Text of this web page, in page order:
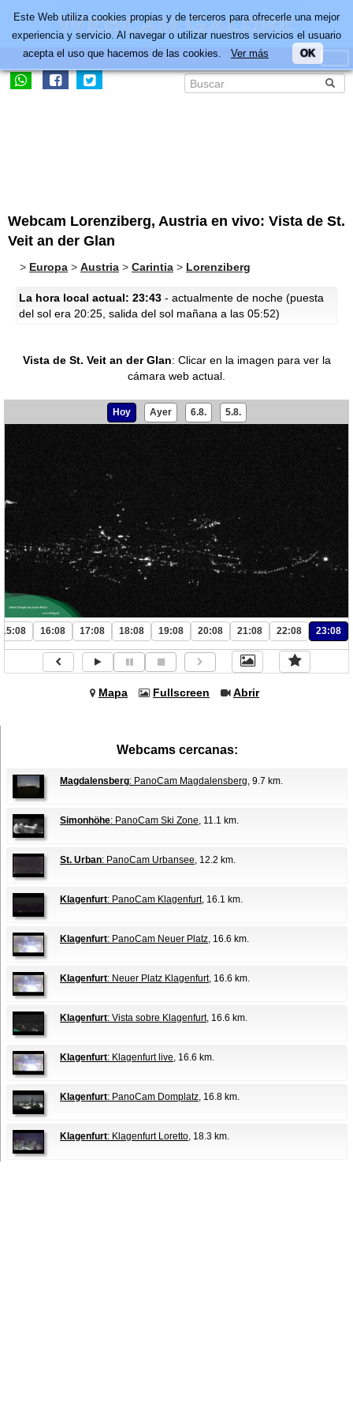
Webcam Lorenziberg, Austria en vivo: Vista de St.
Veit an der Glan
> Europa > Austria > Carintia > Lorenziberg
La hora local actual: 23:43 - actualmente de noche (puesta
del sol era 20:25, salida del sol mañana a las 05:52)
Vista de St. Veit an der Glan: Clicar en la imagen para ver la
cámara web actual.
Hoy Ayer 6.8. 5.8.
15:08 16:08 17:08 18:08 19:08 20:08 21:08 22:08 23:08
Mapa Fullscreen Abrir
Webcams cercanas:
Magdalensberg: PanoCam Magdalensberg, 9.7 km.
Simonhöhe: PanoCam Ski Zone, 11.1 km.
St. Urban: PanoCam Urbansee, 12.2 km.
Klagenfurt: PanoCam Klagenfurt, 16.1 km.
Klagenfurt: PanoCam Neuer Platz, 16.6 km.
Klagenfurt: Neuer Platz Klagenfurt, 16.6 km.
Klagenfurt: Vista sobre Klagenfurt, 16.6 km.
Klagenfurt: Klagenfurt live, 16.6 km.
Klagenfurt: PanoCam Domplatz, 16.8 km.
Klagenfurt: Klagenfurt Loretto, 18.3 km.
Este Web utiliza cookies propias y de terceros para ofrecerle una mejor
experiencia y servicio. Al navegar o utilizar nuestros servicios el usuario
acepta el uso que hacemos de las cookies. Ver más OK